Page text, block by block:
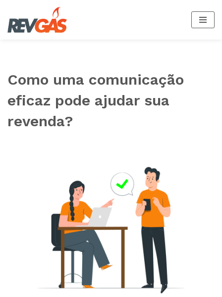
Pular
Como uma comunicação
eficaz pode ajudar sua
revenda?